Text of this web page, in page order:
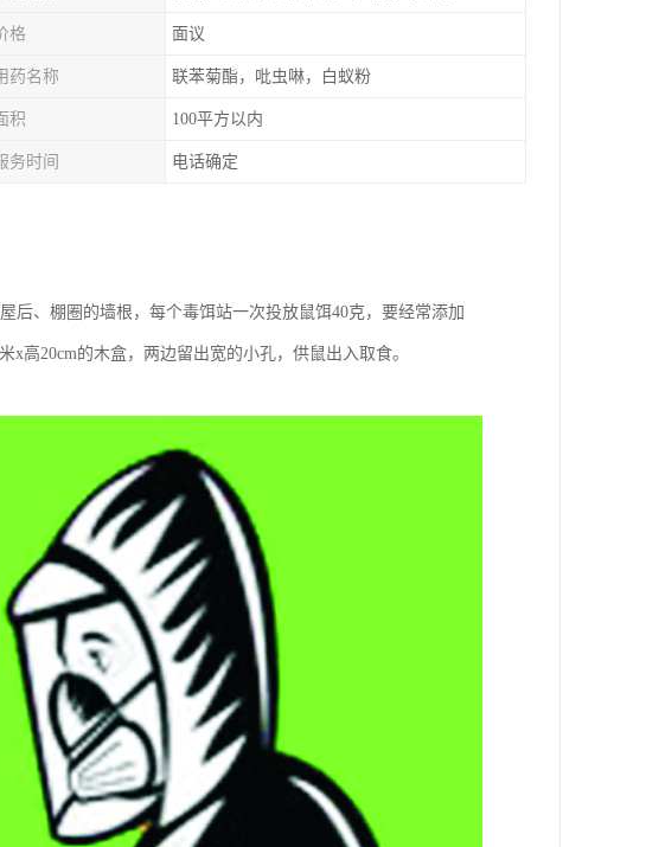
格 面议
药名称 联苯菊酯，吡虫啉，白蚁粉
积 100平方以内
务时间 电话确定
后、棚圈的墙根，每个毒饵站一次投放鼠饵40克，要经常添加
高20cm的木盒，两边留出宽的小孔，供鼠出入取食。